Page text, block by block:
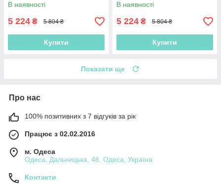
В наявності
5 224 ₴ 5 804 ₴
Купити
В наявності
5 224 ₴ 5 804 ₴
Купити
Показати ще
Про нас
100% позитивних з 7 відгуків за рік
Працює з 02.02.2016
м. Одеса
Одеса, Дальницька, 46, Одеса, Україна
Контакти